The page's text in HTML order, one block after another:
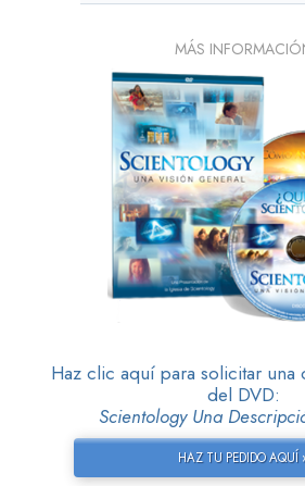
MÁS
Haz clic aquí para solicitar una
del DVD:
Scientology Una
HAZ TU PEDIDO AQUÍ